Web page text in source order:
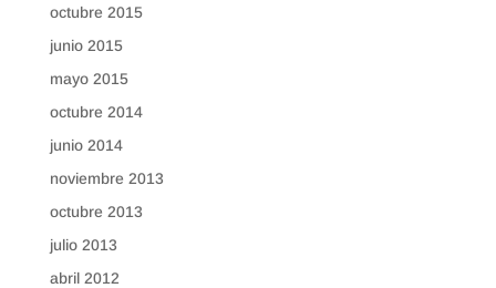
octubre 2015
junio 2015
mayo 2015
octubre 2014
junio 2014
noviembre 2013
octubre 2013
julio 2013
abril 2012